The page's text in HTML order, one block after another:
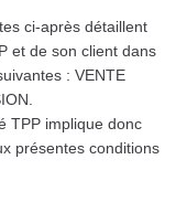
ci-après détaillent
et de son client dans
: VENTE
TPP implique donc
présentes conditions